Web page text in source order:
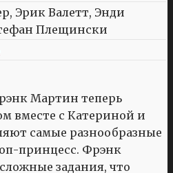
Эрик Валетт, Энди
Плещински
Мартин теперь
вместе с Катериной и
самые разнообразные
принцесс. Фрэнк
задания, что